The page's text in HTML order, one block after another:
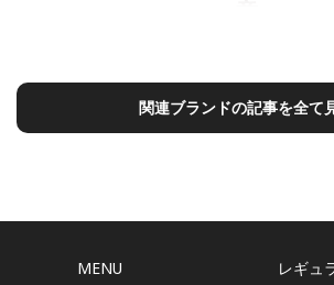
DES BERGUES ‘SURSUM
関連ブランドの記事を全て
MENU
レギュ